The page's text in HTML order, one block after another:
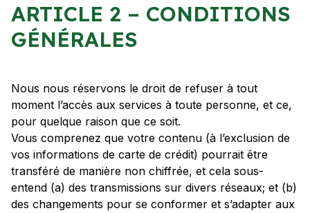
ARTICLE 2 – CONDITIONS
GÉNÉRALES
Nous nous réservons le droit de refuser à tout
moment l’accès aux services à toute personne, et ce,
pour quelque raison que ce soit.
Vous comprenez que votre contenu (à l’exclusion de
vos informations de carte de crédit) pourrait être
transféré de manière non chiffrée, et cela sous-
entend (a) des transmissions sur divers réseaux; et (b)
des changements pour se conformer et s’adapter aux